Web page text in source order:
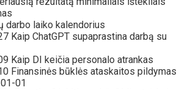
darbo laiko kalendorius
Kaip ChatGPT supaprastina darbą su
Kaip DI keičia personalo atrankas
Finansinės būklės ataskaitos pildymas
01